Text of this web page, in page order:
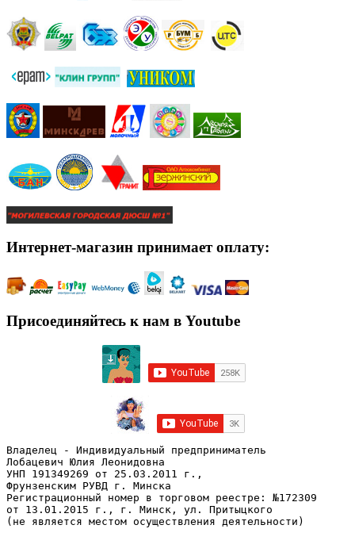
Интернет-магазин принимает оплату:
Присоединяйтесь к нам в Youtube
Владелец - Индивидуальный предприниматель
Лобацевич Юлия Леонидовна
УНП 191349269 от 25.03.2011 г.,
Фрунзенским РУВД г. Минска
Регистрационный номер в торговом реестре: №172309
от 13.01.2015 г., г. Минск, ул. Притыцкого
(не является местом осуществления деятельности)